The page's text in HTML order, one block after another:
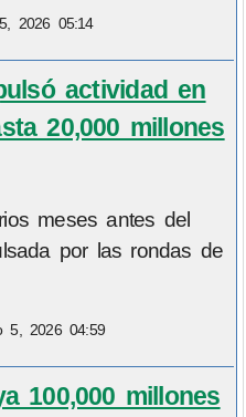
2026 05:14
actividad en
20,000 millones
meses antes del
por las rondas de
5, 2026 04:59
100,000 millones